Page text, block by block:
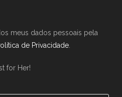
meus dados pessoais pela
de Privacidade
for Her!